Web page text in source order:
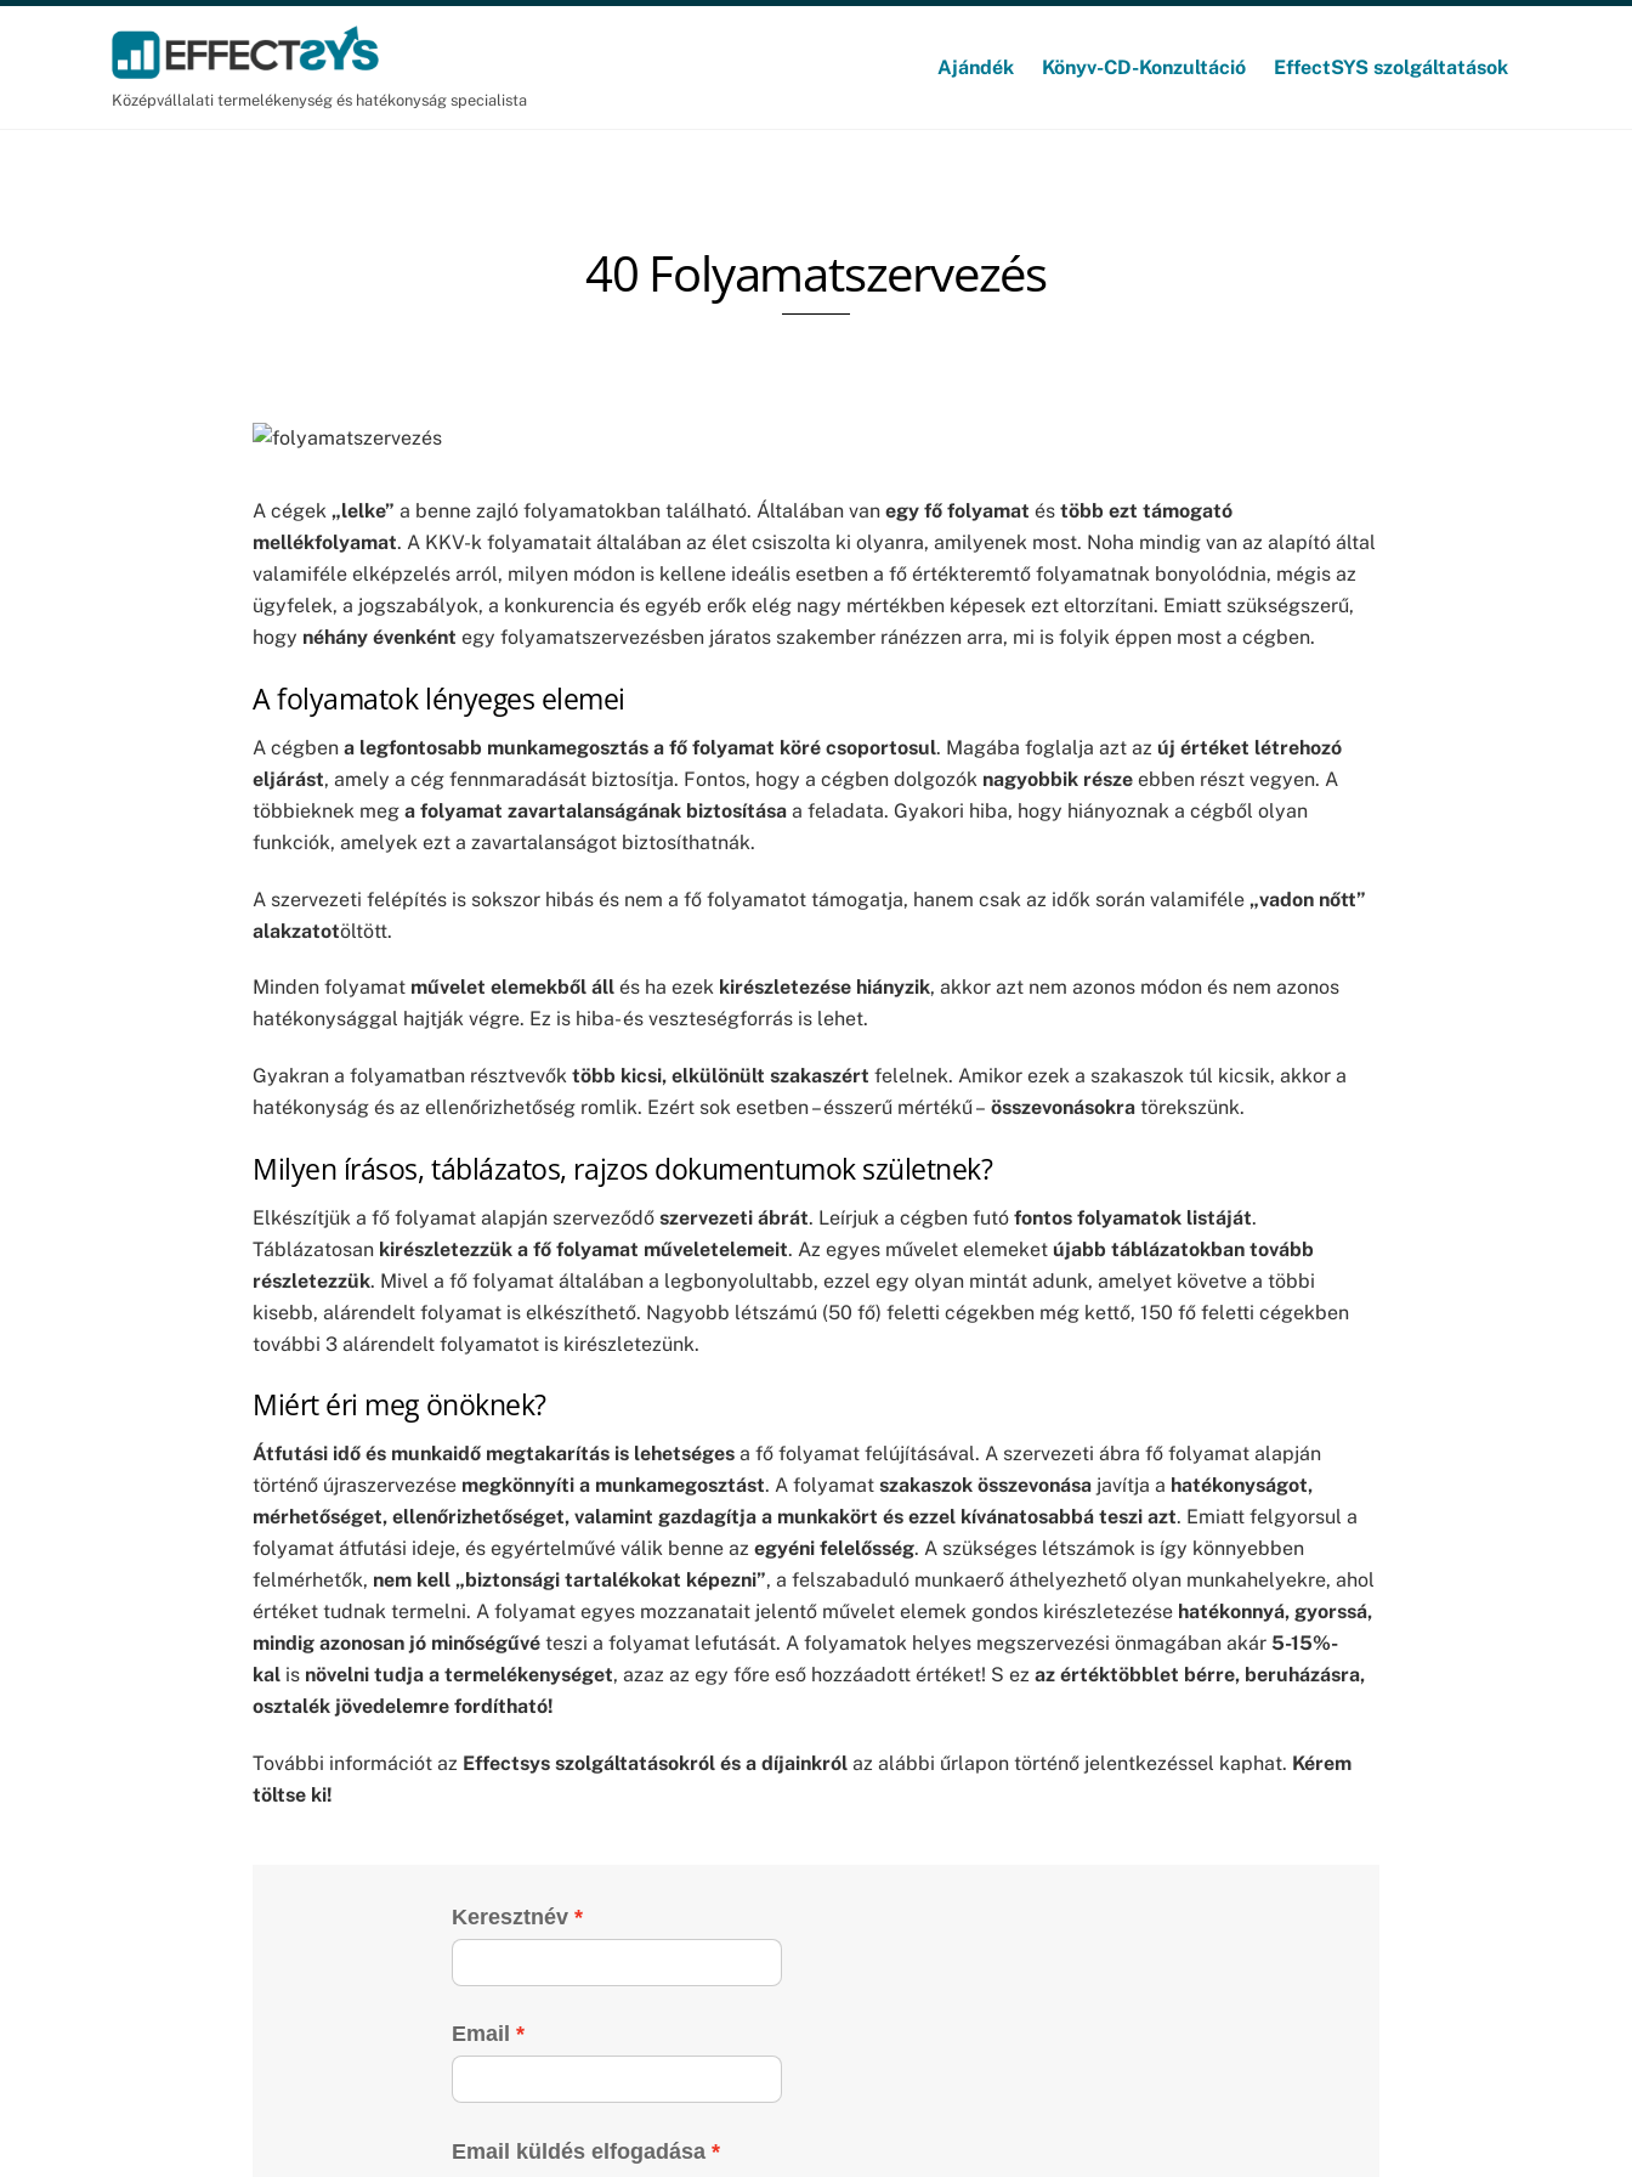
Skip
Középvállalati termelékenység és hatékonyság specialista
Ajándék Könyv-CD-Konzultáció EffectSYS szolgáltatások
40 Folyamatszervezés
A cégek „lelke” a benne zajló folyamatokban található. Általában van egy fő folyamat és több ezt támogató
mellékfolyamat. A KKV-k folyamatait általában az élet csiszolta ki olyanra, amilyenek most. Noha mindig van az alapító által
valamiféle elképzelés arról, milyen módon is kellene ideális esetben a fő értékteremtő folyamatnak bonyolódnia, mégis az
ügyfelek, a jogszabályok, a konkurencia és egyéb erők elég nagy mértékben képesek ezt eltorzítani. Emiatt szükségszerű,
hogy néhány évenként egy folyamatszervezésben járatos szakember ránézzen arra, mi is folyik éppen most a cégben.
A folyamatok lényeges elemei
A cégben a legfontosabb munkamegosztás a fő folyamat köré csoportosul. Magába foglalja azt az új értéket létrehozó
eljárást, amely a cég fennmaradását biztosítja. Fontos, hogy a cégben dolgozók nagyobbik része ebben részt vegyen. A
többieknek meg a folyamat zavartalanságának biztosítása a feladata. Gyakori hiba, hogy hiányoznak a cégből olyan
funkciók, amelyek ezt a zavartalanságot biztosíthatnák.
A szervezeti felépítés is sokszor hibás és nem a fő folyamatot támogatja, hanem csak az idők során valamiféle „vadon nőtt”
alakzatotöltött.
Minden folyamat művelet elemekből áll és ha ezek kirészletezése hiányzik, akkor azt nem azonos módon és nem azonos
hatékonysággal hajtják végre. Ez is hiba- és veszteségforrás is lehet.
Gyakran a folyamatban résztvevők több kicsi, elkülönült szakaszért felelnek. Amikor ezek a szakaszok túl kicsik, akkor a
hatékonyság és az ellenőrizhetőség romlik. Ezért sok esetben – ésszerű mértékű – összevonásokra törekszünk.
Milyen írásos, táblázatos, rajzos dokumentumok születnek?
Elkészítjük a fő folyamat alapján szerveződő szervezeti ábrát. Leírjuk a cégben futó fontos folyamatok listáját.
Táblázatosan kirészletezzük a fő folyamat műveletelemeit. Az egyes művelet elemeket újabb táblázatokban tovább
részletezzük. Mivel a fő folyamat általában a legbonyolultabb, ezzel egy olyan mintát adunk, amelyet követve a többi
kisebb, alárendelt folyamat is elkészíthető. Nagyobb létszámú (50 fő) feletti cégekben még kettő, 150 fő feletti cégekben
további 3 alárendelt folyamatot is kirészletezünk.
Miért éri meg önöknek?
Átfutási idő és munkaidő megtakarítás is lehetséges a fő folyamat felújításával. A szervezeti ábra fő folyamat alapján
történő újraszervezése megkönnyíti a munkamegosztást. A folyamat szakaszok összevonása javítja a hatékonyságot,
mérhetőséget, ellenőrizhetőséget, valamint gazdagítja a munkakört és ezzel kívánatosabbá teszi azt. Emiatt felgyorsul a
folyamat átfutási ideje, és egyértelművé válik benne az egyéni felelősség. A szükséges létszámok is így könnyebben
felmérhetők, nem kell „biztonsági tartalékokat képezni”, a felszabaduló munkaerő áthelyezhető olyan munkahelyekre, ahol
értéket tudnak termelni. A folyamat egyes mozzanatait jelentő művelet elemek gondos kirészletezése hatékonnyá, gyorssá,
mindig azonosan jó minőségűvé teszi a folyamat lefutását. A folyamatok helyes megszervezési önmagában akár 5-15%-
kal is növelni tudja a termelékenységet, azaz az egy főre eső hozzáadott értéket! S ez az értéktöbblet bérre, beruházásra,
osztalék jövedelemre fordítható!
További információt az Effectsys szolgáltatásokról és a díjainkról az alábbi űrlapon történő jelentkezéssel kaphat. Kérem
töltse ki!
Keresztnév
Email
Email küldés elfogadása